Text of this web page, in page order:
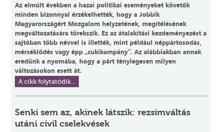
Az elmúlt években a hazai politikai eseményeket követők
minden bizonnyal érzékelhették, hogy a Jobbik
Magyarországért Mozgalom helyzetének, megítélésének
megváltozatására törekszik. Ez az átalakítási kezdeményezést a
sajtóban több névvel is illették, mint például néppártosodás,
mérséklődés vagy épp „cukikampány”. Az alábbiakban annak
eredünk a nyomába, hogy a párt ténylegesen milyen
változásokon esett át.
A cikk folytatódik...
Senki sem az, akinek látszik: rezsimváltás
utáni civil cselekvések